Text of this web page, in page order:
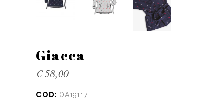
Giacca
€58,00
COD: OA19117